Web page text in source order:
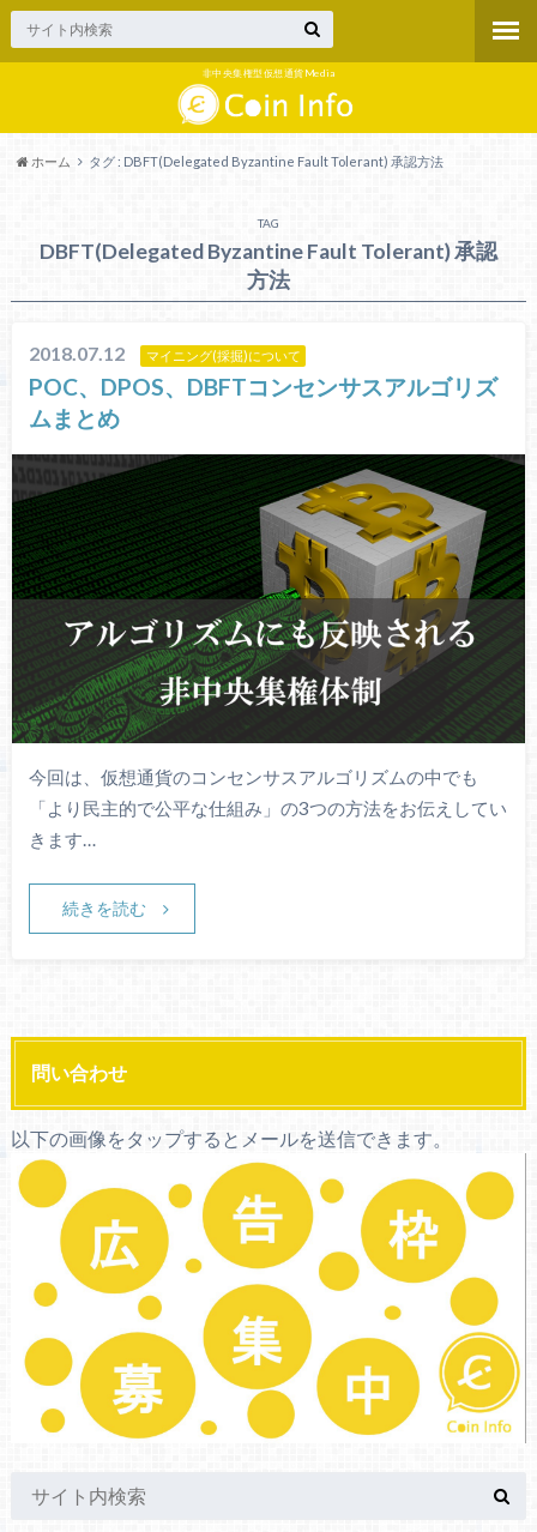
非中央集権型仮想通貨Media
ホーム タグ : DBFT(Delegated Byzantine Fault Tolerant) 承認方法
TAG
DBFT(Delegated Byzantine Fault Tolerant) 承認
方法
2018.07.12 マイニング(採掘)について
POC、DPOS、DBFTコンセンサスアルゴリズ
ムまとめ
今回は、仮想通貨のコンセンサスアルゴリズムの中でも
「より民主的で公平な仕組み」の3つの方法をお伝えしてい
きます…
続きを読む
問い合わせ
以下の画像をタップするとメールを送信できます。